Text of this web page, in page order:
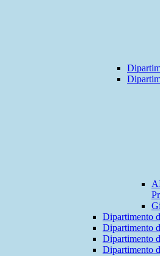
Dipartimento
Dipartimento
Dipartimento
Dipartimento